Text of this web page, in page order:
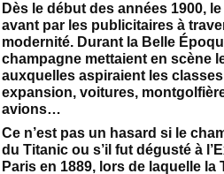
Dès le début des années 1900,
avant par les publicitaires à
modernité. Durant la Belle
champagne mettaient en scène
auxquelles aspiraient les
expansion, voitures,
avions…
Ce n’est pas un hasard si le
du Titanic ou s’il fut dégusté à
Paris en 1889, lors de laquelle